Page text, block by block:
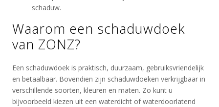
schaduw.
Waarom een schaduwdoek
van ZONZ?
Een schaduwdoek is praktisch, duurzaam, gebruiksvriendelijk
en betaalbaar. Bovendien zijn schaduwdoeken verkrijgbaar in
verschillende soorten, kleuren en maten. Zo kunt u
bijvoorbeeld kiezen uit een waterdicht of waterdoorlatend